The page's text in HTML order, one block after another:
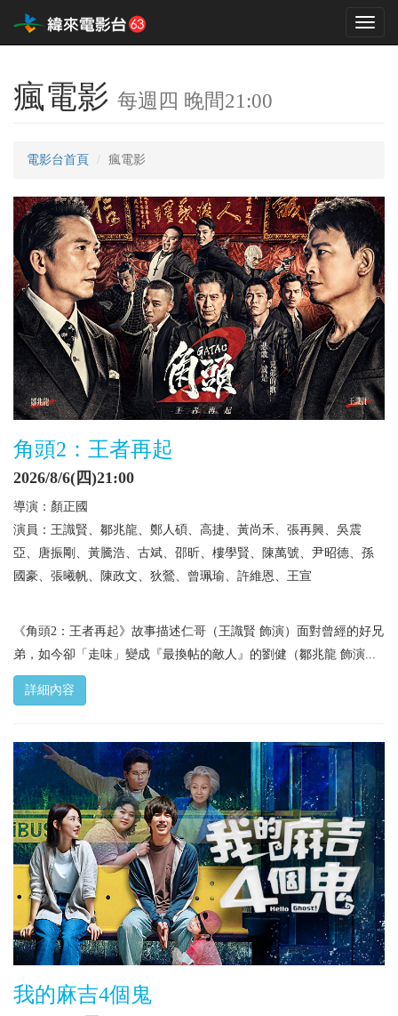
Toggle
瘋電影 每週四 晚間21:00
電影台首頁 瘋電影
角頭2：王者再起
2026/8/6(四)21:00
導演：顏正國
演員：王識賢、鄒兆龍、鄭人碩、高捷、黃尚禾、張再興、吳震
亞、唐振剛、黃騰浩、古斌、邵昕、樓學賢、陳萬號、尹昭德、孫
國豪、張曦帆、陳政文、狄鶯、曾珮瑜、許維恩、王宣
《角頭2：王者再起》故事描述仁哥（王識賢 飾演）面對曾經的好兄
弟，如今卻「走味」變成『最換帖的敵人』的劉健（鄒兆龍 飾演...
詳細內容
我的麻吉4個鬼